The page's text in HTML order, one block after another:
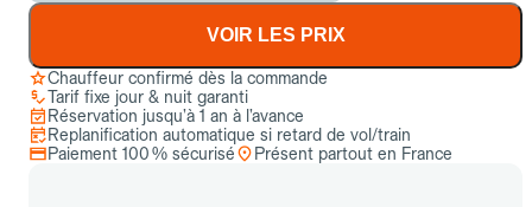
VOIR LES PRIX
Chauffeur confirmé dès la commande
Tarif fixe jour & nuit garanti
Réservation jusqu’à 1 an à l’avance
Replanification automatique si retard de vol/train
Paiement 100 % sécurisé
Présent partout en France